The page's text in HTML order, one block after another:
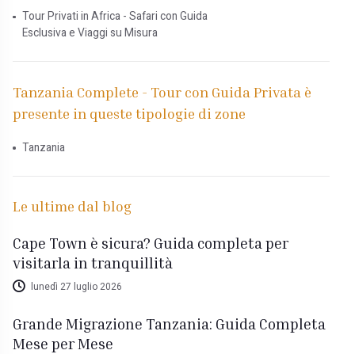
Tour Privati in Africa - Safari con Guida
Esclusiva e Viaggi su Misura
Tanzania Complete - Tour con Guida Privata è
presente in queste tipologie di zone
Tanzania
Le ultime dal blog
Cape Town è sicura? Guida completa per
visitarla in tranquillità
lunedì 27 luglio 2026
Grande Migrazione Tanzania: Guida Completa
Mese per Mese